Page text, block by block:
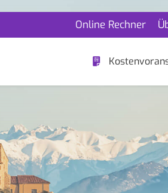
Online Rechner